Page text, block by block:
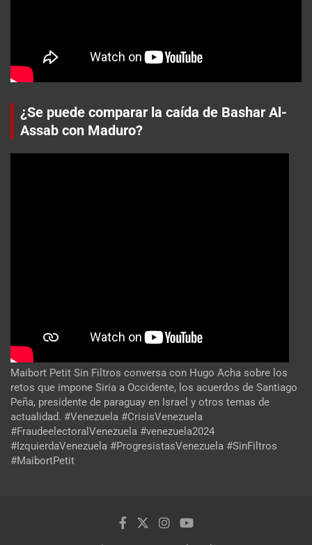
¿Se puede comparar la caída de Bashar Al-
Assab con Maduro?
Maibort Petit Sin Filtros conversa con Hugo Acha sobre los
retos que impone Siria a Occidente, los acuerdos de Santiago
Peña, presidente de paraguay en Israel y otros temas de
actualidad. #Venezuela #CrisisVenezuela
#FraudeelectoralVenezuela #venezuela2024
#IzquierdaVenezuela #ProgresistasVenezuela #SinFiltros
#MaibortPetit